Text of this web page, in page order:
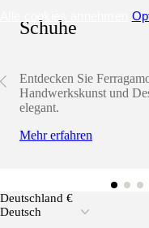
Schuhe
Entdecken Sie
Handwerkskunst und
elegant.
Mehr erfahren
Deutschland €
Deutsch